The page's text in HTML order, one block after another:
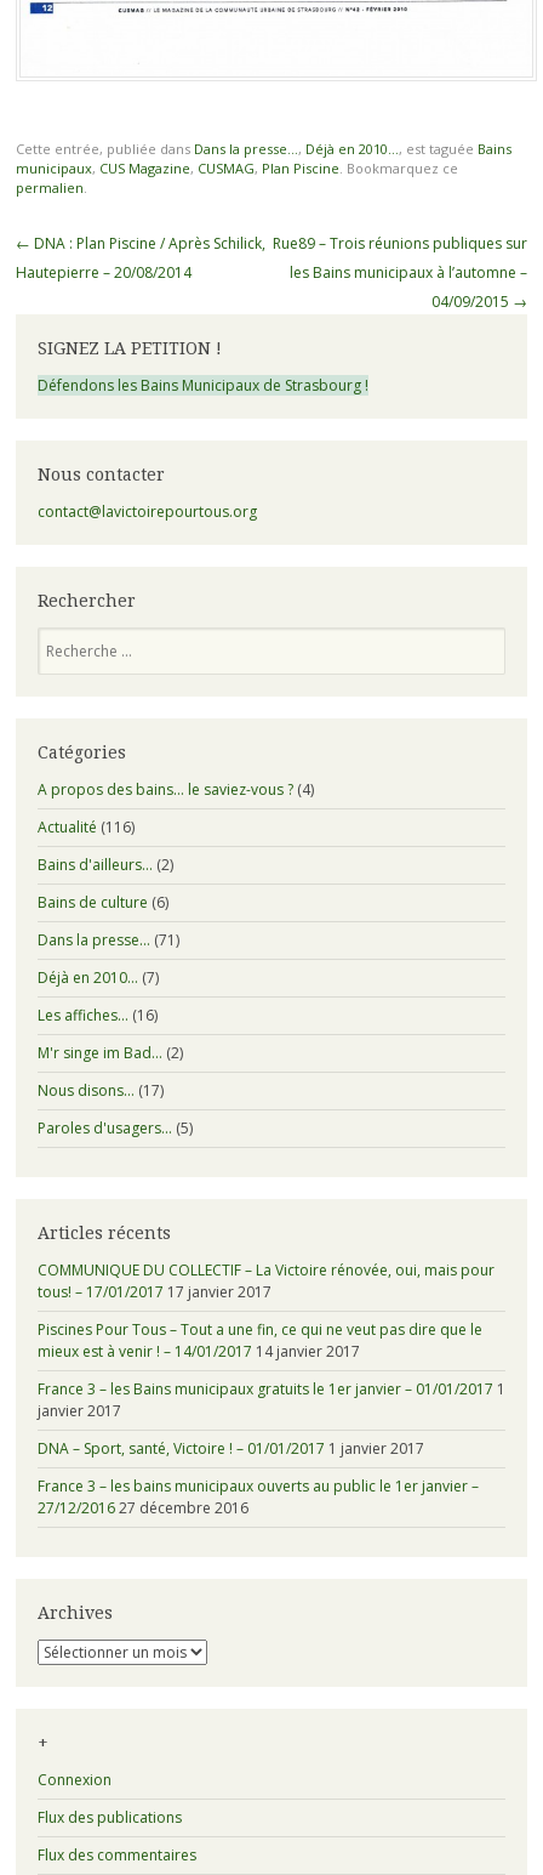
Cette entrée, publiée dans Dans la presse... , Déjà en 2010... , est taguée Bains
municipaux, CUS Magazine, CUSMAG, Plan Piscine . Bookmarquez ce
permalien
Navigation
des
← DNA : Plan Piscine / Après Schilick,
Hautepierre – 20/08/2014
Rue89 – Trois réunions publiques sur
les Bains municipaux à l’automne –
04/09/2015 →
SIGNEZ LA PETITION !
Défendons les Bains Municipaux de Strasbourg !
Nous contacter
contact@lavictoirepourtous.org
Rechercher
Catégories
A propos des bains… le saviez-vous ?(4)
Actualité (116)
Bains d'ailleurs… (2)
Bains de culture (6)
Dans la presse… (71)
Déjà en 2010… (7)
Les affiches… (16)
M'r singe im Bad… (2)
Nous disons… (17)
Paroles d'usagers… (5)
Articles récents
COMMUNIQUE DU COLLECTIF – La Victoire rénovée, oui, mais pour
tous! – 17/01/2017 17 janvier 2017
Piscines Pour Tous – Tout a une fin, ce qui ne veut pas dire que le
mieux est à venir ! – 14/01/2017 14 janvier 2017
France 3 – les Bains municipaux gratuits le 1er janvier – 01/01/2017 1
janvier 2017
DNA – Sport, santé, Victoire ! – 01/01/2017 1 janvier 2017
France 3 – les bains municipaux ouverts au public le 1er janvier –
27/12/201627 décembre 2016
Archives
Archives
+
Connexion
Flux des publications
Flux des commentaires